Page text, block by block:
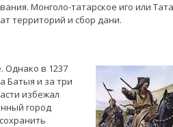
Монголо-татарское иго или
территорий и сбор дани.
Однако в 1237
Батыя и за три
избежал
город